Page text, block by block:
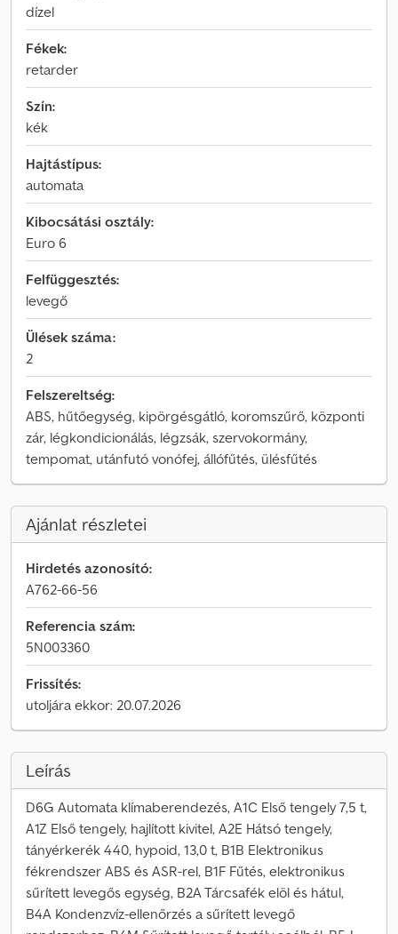
dízel
Fékek:
retarder
Szín:
kék
Hajtástípus:
automata
Kibocsátási osztály:
Euro 6
Felfüggesztés:
levegő
Ülések száma:
2
Felszereltség:
ABS, hűtőegység, kipörgésgátló, koromszűrő, központi
zár, légkondicionálás, légzsák, szervokormány,
tempomat, utánfutó vonófej, állófűtés, ülésfűtés
Ajánlat részletei
Hirdetés azonosító:
A762-66-56
Referencia szám:
5N003360
Frissítés:
utoljára ekkor: 20.07.2026
Leírás
D6G Automata klímaberendezés, A1C Első tengely 7,5 t,
A1Z Első tengely, hajlított kivitel, A2E Hátsó tengely,
tányérkerék 440, hypoid, 13,0 t, B1B Elektronikus
fékrendszer ABS és ASR-rel, B1F Fűtés, elektronikus
sűrített levegős egység, B2A Tárcsafék elöl és hátul,
B4A Kondenzvíz-ellenőrzés a sűrített levegő